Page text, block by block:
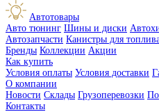
Автотовары
Авто тюнинг Шины и диски
Автозапчасти Канистры для
Бренды Коллекции Акции
Как купить
Условия оплаты Условия доставки
О компании
Новости Склады Грузоперевозки
Контакты